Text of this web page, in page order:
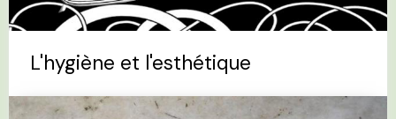
L'hygiène et l'esthétique